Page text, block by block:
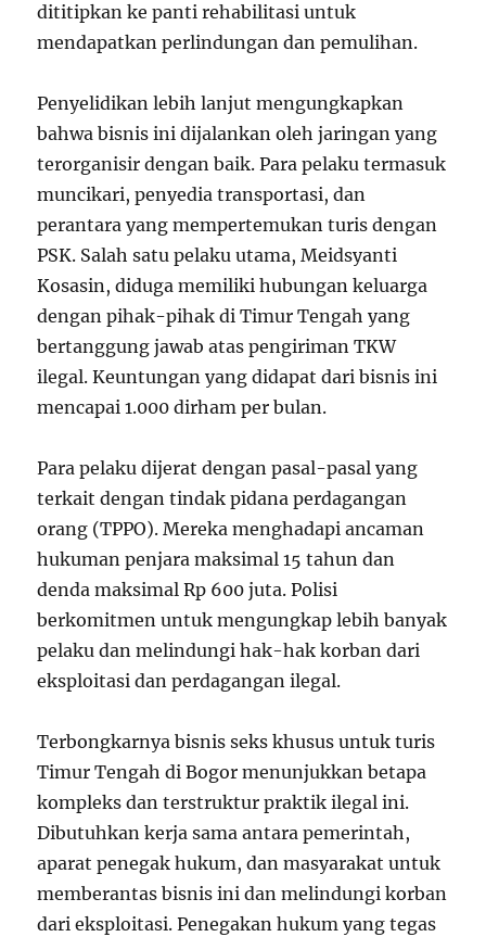
dititipkan ke panti rehabilitasi untuk
mendapatkan perlindungan dan pemulihan.
Penyelidikan lebih lanjut mengungkapkan
bahwa bisnis ini dijalankan oleh jaringan yang
terorganisir dengan baik. Para pelaku termasuk
muncikari, penyedia transportasi, dan
perantara yang mempertemukan turis dengan
PSK. Salah satu pelaku utama, Meidsyanti
Kosasin, diduga memiliki hubungan keluarga
dengan pihak-pihak di Timur Tengah yang
bertanggung jawab atas pengiriman TKW
ilegal. Keuntungan yang didapat dari bisnis ini
mencapai 1.000 dirham per bulan.
Para pelaku dijerat dengan pasal-pasal yang
terkait dengan tindak pidana perdagangan
orang (TPPO). Mereka menghadapi ancaman
hukuman penjara maksimal 15 tahun dan
denda maksimal Rp 600 juta. Polisi
berkomitmen untuk mengungkap lebih banyak
pelaku dan melindungi hak-hak korban dari
eksploitasi dan perdagangan ilegal.
Terbongkarnya bisnis seks khusus untuk turis
Timur Tengah di Bogor menunjukkan betapa
kompleks dan terstruktur praktik ilegal ini.
Dibutuhkan kerja sama antara pemerintah,
aparat penegak hukum, dan masyarakat untuk
memberantas bisnis ini dan melindungi korban
dari eksploitasi. Penegakan hukum yang tegas